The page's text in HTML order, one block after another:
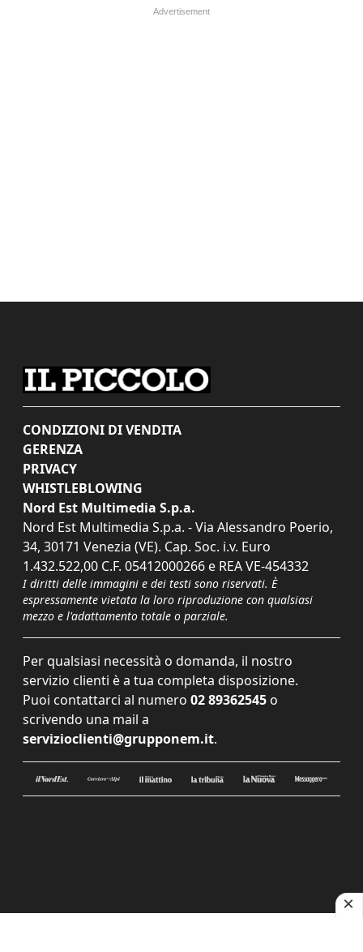
CONDIZIONI DI VENDITA
GERENZA
PRIVACY
WHISTLEBLOWING
Nord Est Multimedia S.p.a.
Nord Est Multimedia S.p.a. - Via Alessandro Poerio,
34, 30171 Venezia (VE). Cap. Soc. i.v. Euro
1.432.522,00 C.F. 05412000266 e REA VE-454332
I diritti delle immagini e dei testi sono riservati. È
espressamente vietata la loro riproduzione con qualsiasi
mezzo e l'adattamento totale o parziale.
Per qualsiasi necessità o domanda, il nostro
servizio clienti è a tua completa disposizione.
Puoi contattarci al numero 02 89362545 o
scrivendo una mail a
servizioclienti@grupponem.it.